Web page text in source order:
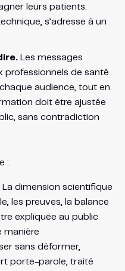
leurs patients.
s’adresse à un
Les messages
professionnels de santé
audience, tout en
doit être ajustée
sans contradiction
:
La dimension scientifique
les preuves, la balance
expliquée au public
manière
sans déformer,
porte-parole, traité